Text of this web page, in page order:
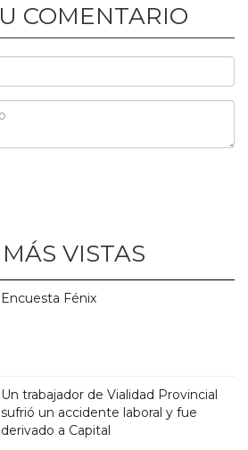
COMENTARIO
VISTAS
Encuesta Fénix
Un trabajador de Vialidad Provincial
sufrió un accidente laboral y fue
derivado a Capital